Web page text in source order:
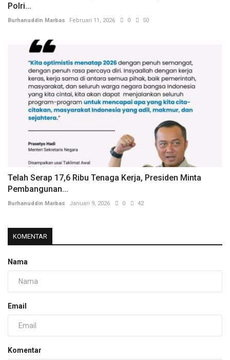
Polri...
Burhanuddin Marbas Februari 11, 2026 0 50
Telah Serap 17,6 Ribu Tenaga Kerja, Presiden Minta
Pembangunan...
Burhanuddin Marbas Januari 9, 2026 0 42
KOMENTAR
Nama
Email
Komentar